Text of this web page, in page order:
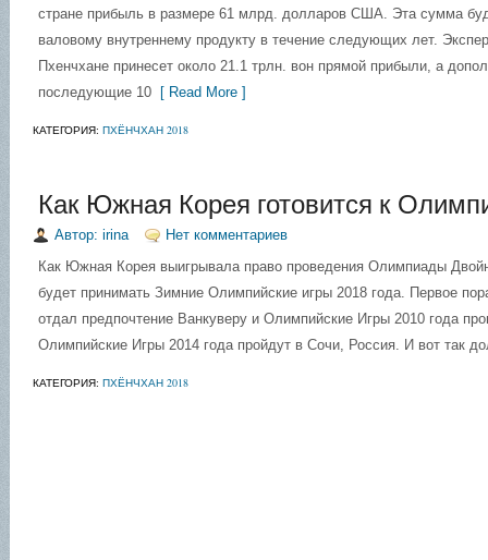
стране прибыль в размере 61 млрд. долларов США. Эта сумма
валовому внутреннему продукту в течение следующих лет.
Пхенчхане принесет около 21.1 трлн. вон прямой прибыли, а
последующие 10 [ Read More ]
КАТЕГОРИЯ: ПХЁНЧХАН 2018
Как Южная Корея готовится к
Автор: irina
Нет комментариев
Как Южная Корея выигрывала право проведения Олимпиады
будет принимать Зимние Олимпийские игры 2018 года. Первое
отдал предпочтение Ванкуверу и Олимпийские Игры 2010 года
Олимпийские Игры 2014 года пройдут в Сочи, Россия. И вот так
КАТЕГОРИЯ: ПХЁНЧХАН 2018